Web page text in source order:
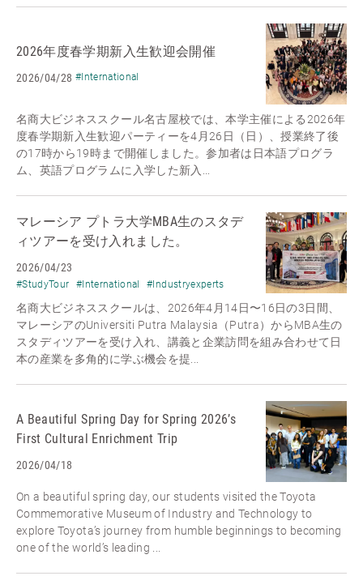
2026年度春学期新入生歓迎会開催
2026/04/28 #International
名商大ビジネススクール名古屋校では、本学主催による2026年
度春学期新入生歓迎パーティーを4月26日（日）、授業終了後
の17時から19時まで開催しました。参加者は日本語プログラ
ム、英語プログラムに入学した新入...
マレーシア プトラ大学MBA生のスタデ
ィツアーを受け入れました。
2026/04/23
#StudyTour #International #Industryexperts
名商大ビジネススクールは、2026年4月14日〜16日の3日間、
マレーシアのUniversiti Putra Malaysia（Putra）からMBA生の
スタディツアーを受け入れ、講義と企業訪問を組み合わせて日
本の産業を多角的に学ぶ機会を提...
A Beautiful Spring Day for Spring 2026’s
First Cultural Enrichment Trip
2026/04/18
On a beautiful spring day, our students visited the Toyota
Commemorative Museum of Industry and Technology to
explore Toyota’s journey from humble beginnings to becoming
one of the world’s leading ...